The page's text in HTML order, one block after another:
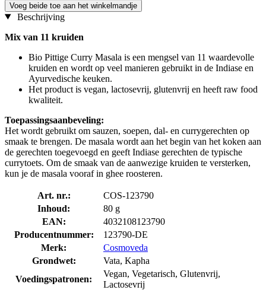
Voeg beide toe aan het winkelmandje
Beschrijving
Mix van 11 kruiden
Bio Pittige Curry Masala is een mengsel van 11 waardevolle
kruiden en wordt op veel manieren gebruikt in de Indiase en
Ayurvedische keuken.
Het product is vegan, lactosevrij, glutenvrij en heeft raw food
kwaliteit.
Toepassingsaanbeveling:
Het wordt gebruikt om sauzen, soepen, dal- en currygerechten op
smaak te brengen. De masala wordt aan het begin van het koken aan
de gerechten toegevoegd en geeft Indiase gerechten de typische
currytoets. Om de smaak van de aanwezige kruiden te versterken,
kun je de masala vooraf in ghee roosteren.
Art. nr.:
COS-123790
Inhoud:
80 g
EAN:
4032108123790
Producentnummer:
123790-DE
Merk:
Cosmoveda
Grondwet:
Vata, Kapha
Voedingspatronen:
Vegan, Vegetarisch, Glutenvrij,
Lactosevrij